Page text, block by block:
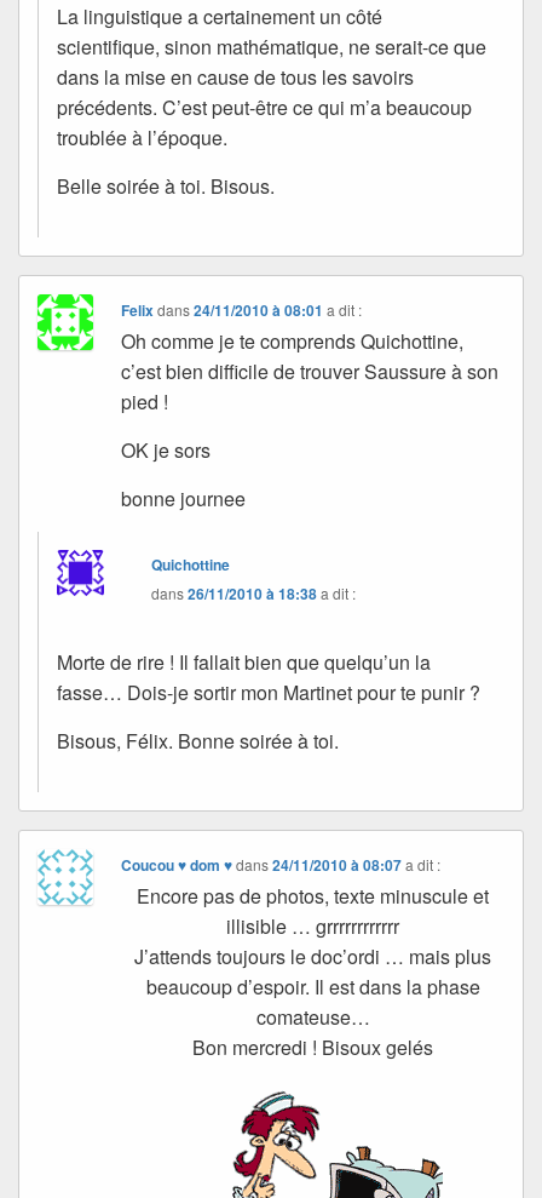
La linguistique a certainement un côté
scientifique, sinon mathématique, ne serait-ce que
dans la mise en cause de tous les savoirs
précédents. C’est peut-être ce qui m’a beaucoup
troublée à l’époque.
Belle soirée à toi. Bisous.
Felixdans24/11/2010 à 08:01 a dit :
Oh comme je te comprends Quichottine,
c’est bien difficile de trouver Saussure à son
pied !
OK je sors
bonne journee
Quichottine
dans26/11/2010 à 18:38a dit :
Morte de rire ! Il fallait bien que quelqu’un la
fasse… Dois-je sortir mon Martinet pour te punir ?
Bisous, Félix. Bonne soirée à toi.
Coucou ♥ dom ♥dans24/11/2010 à 08:07 a dit :
Encore pas de photos, texte minuscule et
illisible … grrrrrrrrrrrr
J’attends toujours le doc’ordi … mais plus
beaucoup d’espoir. Il est dans la phase
comateuse…
Bon mercredi ! Bisoux gelés